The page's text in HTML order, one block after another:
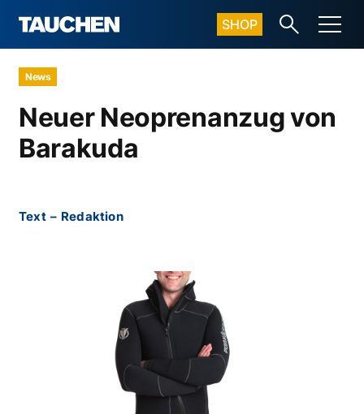
SHOP
News
Neuer Neoprenanzug von
Barakuda
Text – Redaktion